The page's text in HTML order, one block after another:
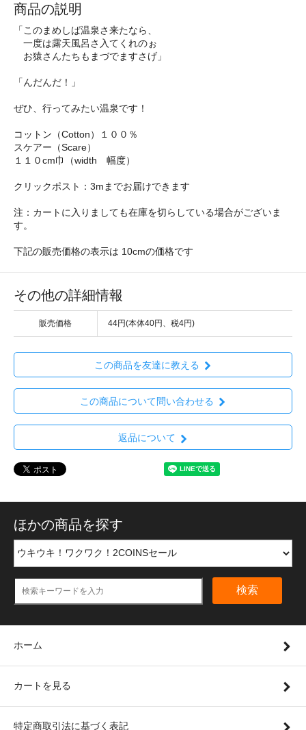
商品の説明
「このまめしば温泉さ来たなら、
一度は露天風呂さ入てくれのぉ
お猿さんたちもまづでますさげ」
「んだんだ！」
ぜひ、行ってみたい温泉です！
コットン（Cotton）１００％
スケアー（Scare）
１１０cm巾（width 幅度）
クリックポスト：3mまでお届けできます
注：カートに入りましても在庫を切らしている場合がございま
す。
下記の販売価格の表示は 10cmの価格です
その他の詳細情報
販売価格 44円(本体40円、税4円)
この商品を友達に教える
この商品について問い合わせる
返品について
ほかの商品を探す
検索
ホーム
カートを見る
特定商取引法に基づく表記